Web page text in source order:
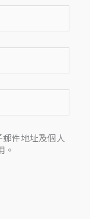
件地址及個人
。